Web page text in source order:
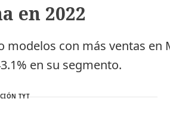
en 2022
modelos con más ventas en
en su segmento.
TYT